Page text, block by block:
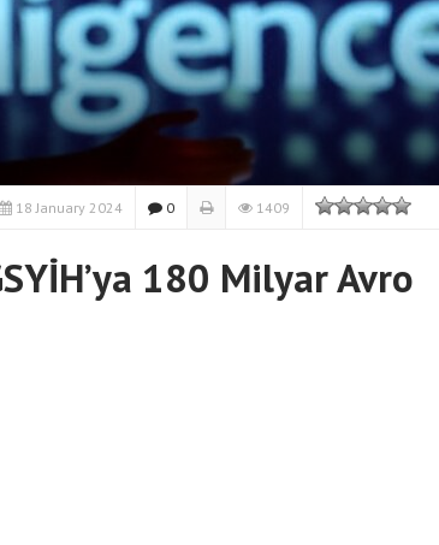
18 January 2024 0 1409
180 Milyar Avro